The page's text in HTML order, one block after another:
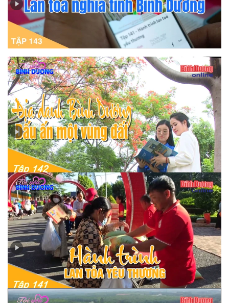
Tập 143 - Tôi yêu Bình Dương - Lan tỏa nghĩa tình Bình
Dương
Tập 142 - Địa danh Bình Dương – Dấu ấn một vùng đất
Tập 141 - Hành trình lan toả yêu thương